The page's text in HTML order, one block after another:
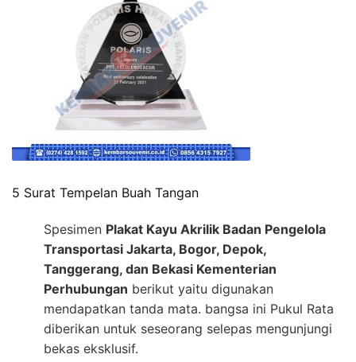
5 Surat Tempelan Buah Tangan
Spesimen Plakat Kayu Akrilik Badan Pengelola
Transportasi Jakarta, Bogor, Depok,
Tanggerang, dan Bekasi Kementerian
Perhubungan berikut yaitu digunakan
mendapatkan tanda mata. bangsa ini Pukul Rata
diberikan untuk seseorang selepas mengunjungi
bekas eksklusif.